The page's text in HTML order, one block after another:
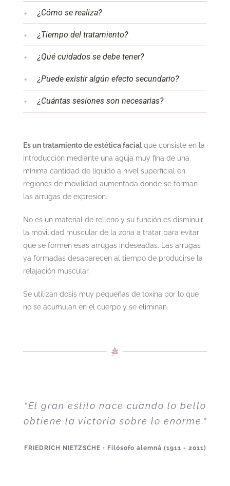
¿Cómo se realiza?
¿Tiempo del tratamiento?
¿Qué cuidados se debe tener?
¿Puede existir algún efecto secundario?
¿Cuántas sesiones son necesarias?
Es un tratamiento de estética facialque consiste en la
introducción mediante una aguja muy fina de una
mínima cantidad de líquido a nivel superficial en
regiones de movilidad aumentada donde se forman
las arrugas de expresión.
No es un material de relleno y su función es disminuir
la movilidad muscular de la zona a tratar para evitar
que se formen esas arrugas indeseadas. Las arrugas
ya formadas desaparecen al tiempo de producirse la
relajación muscular.
Se utilizan dosis muy pequeñas de toxina por lo que
no se acumulan en el cuerpo y se eliminan.
“El gran estilo nace cuando lo bello
obtiene la victoria sobre lo enorme.”
FRIEDRICH NIETZSCHE • Filósofo alemná (1911 - 2011)